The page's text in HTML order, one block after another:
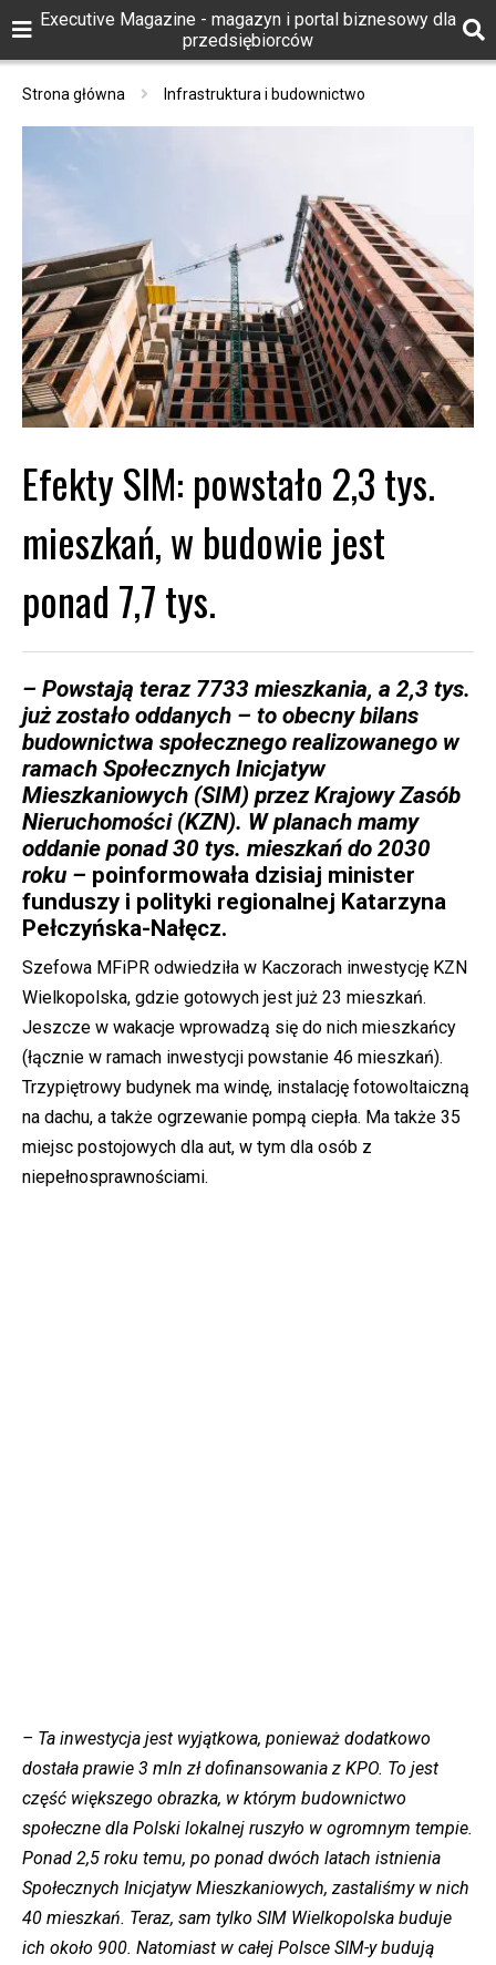
Executive Magazine - magazyn i portal biznesowy dla
przedsiębiorców
Strona główna Infrastruktura i budownictwo
Efekty SIM: powstało 2,3 tys.
mieszkań, w budowie jest
ponad 7,7 tys.
– Powstają teraz 7733 mieszkania, a 2,3 tys.
już zostało oddanych – to obecny bilans
budownictwa społecznego realizowanego w
ramach Społecznych Inicjatyw
Mieszkaniowych (SIM) przez Krajowy Zasób
Nieruchomości (KZN). W planach mamy
oddanie ponad 30 tys. mieszkań do 2030
roku – poinformowała dzisiaj minister
funduszy i polityki regionalnej Katarzyna
Pełczyńska-Nałęcz.
Szefowa MFiPR odwiedziła w Kaczorach inwestycję KZN
Wielkopolska, gdzie gotowych jest już 23 mieszkań.
Jeszcze w wakacje wprowadzą się do nich mieszkańcy
(łącznie w ramach inwestycji powstanie 46 mieszkań).
Trzypiętrowy budynek ma windę, instalację fotowoltaiczną
na dachu, a także ogrzewanie pompą ciepła. Ma także 35
miejsc postojowych dla aut, w tym dla osób z
niepełnosprawnościami.
– Ta inwestycja jest wyjątkowa, ponieważ dodatkowo
dostała prawie 3 mln zł dofinansowania z KPO. To jest
część większego obrazka, w którym budownictwo
społeczne dla Polski lokalnej ruszyło w ogromnym tempie.
Ponad 2,5 roku temu, po ponad dwóch latach istnienia
Społecznych Inicjatyw Mieszkaniowych, zastaliśmy w nich
40 mieszkań. Teraz, sam tylko SIM Wielkopolska buduje
ich około 900. Natomiast w całej Polsce SIM-y budują